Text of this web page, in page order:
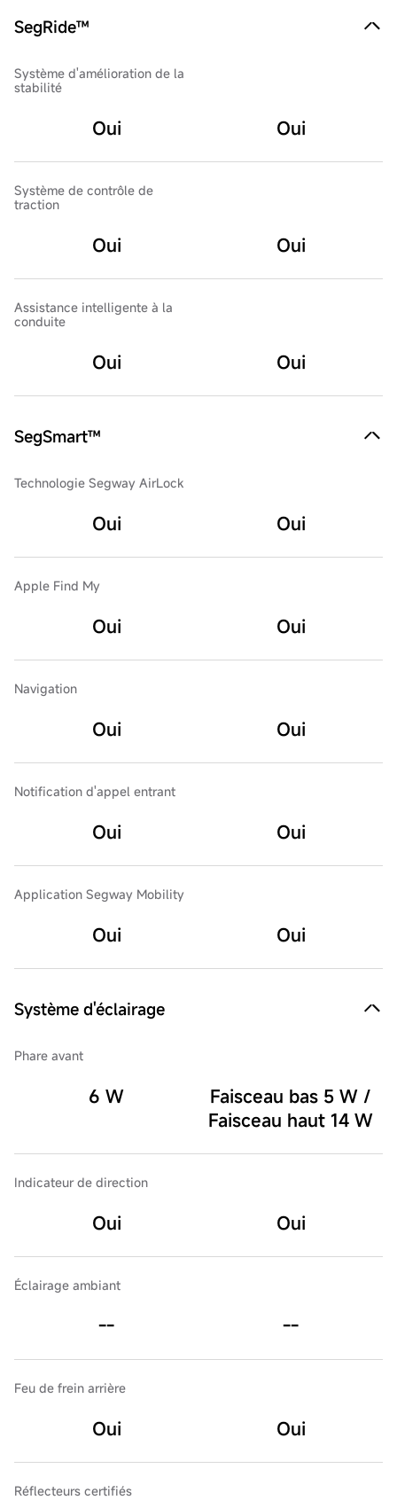
SegRide™
Système d'amélioration de la
stabilité
Oui Oui
Système de contrôle de
traction
Oui Oui
Assistance intelligente à la
conduite
Oui Oui
SegSmart™
Technologie Segway AirLock
Oui Oui
Apple Find My
Oui Oui
Navigation
Oui Oui
Notification d'appel entrant
Oui Oui
Application Segway Mobility
Oui Oui
Système d'éclairage
Phare avant
6 W
Faisceau bas 5 W /
Faisceau haut 14 W
Indicateur de direction
Oui Oui
Éclairage ambiant
-- --
Feu de frein arrière
Oui Oui
Réflecteurs certifiés